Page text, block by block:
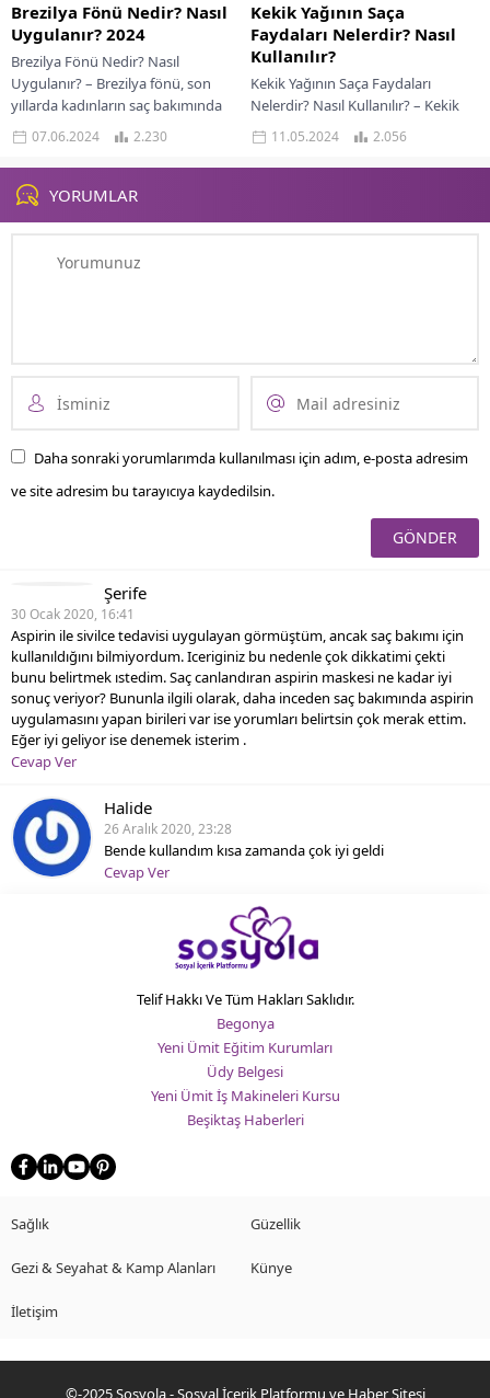
Brezilya Fönü Nedir? Nasıl
Uygulanır? 2024
Brezilya Fönü Nedir? Nasıl
Uygulanır? – Brezilya fönü, son
yıllarda kadınların saç bakımında
tercih ettiği popüler bir yöntem
haline gelmiştir....
07.06.2024 2.230
Kekik Yağının Saça
Faydaları Nelerdir? Nasıl
Kullanılır?
Kekik Yağının Saça Faydaları
Nelerdir? Nasıl Kullanılır? – Kekik
yağı, kekik bitkisinin
yapraklarından ve çiçeklerinden
elde edilen uçucu bir yağdır....
11.05.2024 2.056
YORUMLAR
Daha sonraki yorumlarımda kullanılması için adım, e-posta adresim
ve site adresim bu tarayıcıya kaydedilsin.
Şerife
30 Ocak 2020, 16:41
Aspirin ile sivilce tedavisi uygulayan görmüştüm, ancak saç bakımı için
kullanıldığını bilmiyordum. Iceriginiz bu nedenle çok dikkatimi çekti
bunu belirtmek ıstedim. Saç canlandıran aspirin maskesi ne kadar iyi
sonuç veriyor? Bununla ilgili olarak, daha inceden saç bakımında aspirin
uygulamasını yapan birileri var ise yorumları belirtsin çok merak ettim.
Eğer iyi geliyor ise denemek isterim .
Cevap Ver
Halide
26 Aralık 2020, 23:28
Bende kullandım kısa zamanda çok iyi geldi
Cevap Ver
Telif Hakkı Ve Tüm Hakları Saklıdır.
Begonya
Yeni Ümit Eğitim Kurumları
Üdy Belgesi
Yeni Ümit İş Makineleri Kursu
Beşiktaş Haberleri
Sağlık Güzellik
Gezi & Seyahat & Kamp Alanları Künye
İletişim